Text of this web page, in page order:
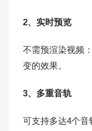
2、实时预览
不需预渲染视频
变的效果。
3、多重音轨
可支持多达4个